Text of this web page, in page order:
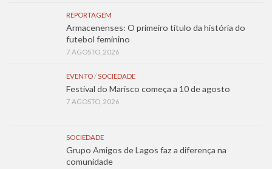
REPORTAGEM
Armacenenses: O primeiro título da história do
futebol feminino
7 AGOSTO, 2026
EVENTO/SOCIEDADE
Festival do Marisco começa a 10 de agosto
7 AGOSTO, 2026
SOCIEDADE
Grupo Amigos de Lagos faz a diferença na
comunidade